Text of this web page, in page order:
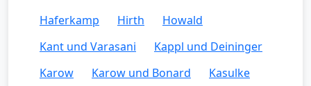
Haferkamp
Hirth
Howald
Kant und Varasani
Kappl und Deininger
Karow
Karow und Bonard
Kasulke